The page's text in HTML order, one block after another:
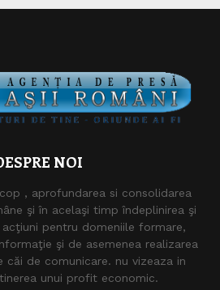
NOI
, aprofundarea si consolidarea
şi în acelaşi timp îndeplinirea şi
pentru domeniile formare,
şi de asemenea realizarea
căi de comunicare. nu vizeaza in
unui profit economic.